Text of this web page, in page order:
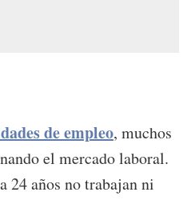
de empleo, muchos
el mercado laboral.
24 años no trabajan ni